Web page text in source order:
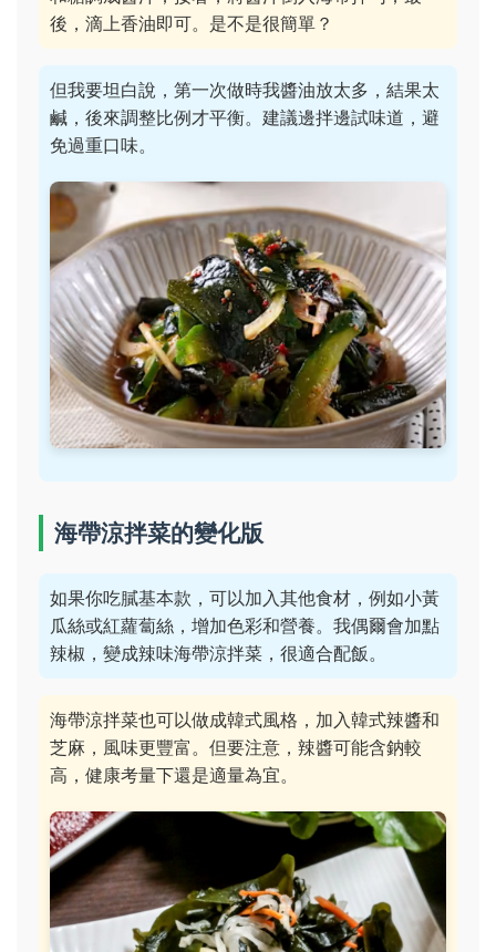
後，滴上香油即可。是不是很簡單？
但我要坦白說，第一次做時我醬油放太多，結果太
鹹，後來調整比例才平衡。建議邊拌邊試味道，避
免過重口味。
海帶涼拌菜的變化版
如果你吃膩基本款，可以加入其他食材，例如小黃
瓜絲或紅蘿蔔絲，增加色彩和營養。我偶爾會加點
辣椒，變成辣味海帶涼拌菜，很適合配飯。
海帶涼拌菜也可以做成韓式風格，加入韓式辣醬和
芝麻，風味更豐富。但要注意，辣醬可能含鈉較
高，健康考量下還是適量為宜。